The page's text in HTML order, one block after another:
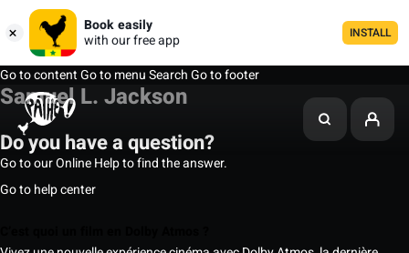
Book easily
with our free app
INSTALL
Go to contentGo to menuSearchGo to footer
Samuel L. Jackson
Do you have a question?
Go to our Online Help to find the answer.
Go to help center